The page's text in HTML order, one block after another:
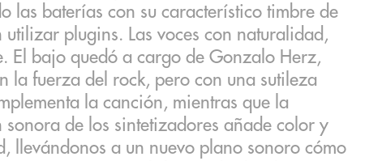
las baterías con su característico timbre de
utilizar plugins. Las voces con naturalidad,
El bajo quedó a cargo de Gonzalo Herz,
la fuerza del rock, pero con una sutileza
la canción, mientras que la
sonora de los sintetizadores añade color y
llevándonos a un nuevo plano sonoro cómo